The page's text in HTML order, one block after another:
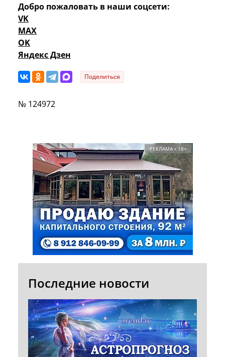
Добро пожаловать в наши соцсети:
VK
MAX
OK
Яндекс Дзен
Поделиться
№ 124972
РЕКЛАМА • 18+
Последние новости